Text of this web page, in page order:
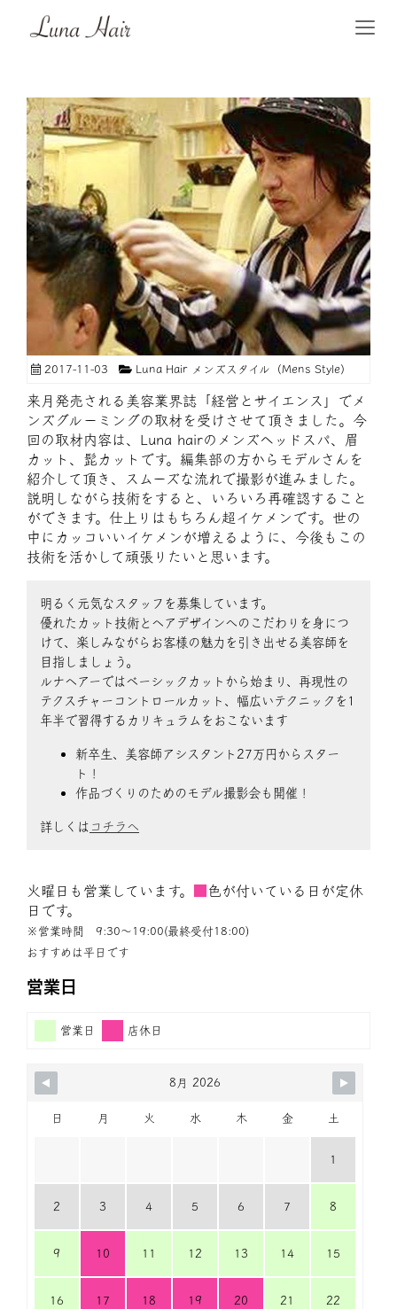
2017-11-03 Luna Hair メンズスタイル（Mens Style）
来月発売される美容業界誌「経営とサイエンス」でメ
ンズグルーミングの取材を受けさせて頂きました。今
回の取材内容は、Luna hairのメンズヘッドスパ、眉
カット、髭カットです。編集部の方からモデルさんを
紹介して頂き、スムーズな流れで撮影が進みました。
説明しながら技術をすると、いろいろ再確認すること
ができます。仕上りはもちろん超イケメンです。世の
中にカッコいいイケメンが増えるように、今後もこの
技術を活かして頑張りたいと思います。
明るく元気なスタッフを募集しています。
優れたカット技術とヘアデザインへのこだわりを身につ
けて、楽しみながらお客様の魅力を引き出せる美容師を
目指しましょう。
ルナヘアーではベーシックカットから始まり、再現性の
テクスチャーコントロールカット、幅広いテクニックを1
年半で習得するカリキュラムをおこないます
新卒生、美容師アシスタント27万円からスター
ト！
作品づくりのためのモデル撮影会も開催！
詳しくは コチラへ
火曜日も営業しています。
色が付いている日が定休
日です。
※営業時間 9:30〜19:00(最終受付18:00)
おすすめは平日です
営業日
営業日 店休日
8月 2026
日 月 火 水 木 金 土
1
2 3 4 5 6 7 8
9 10 11 12 13 14 15
16 17 18 19 20 21 22